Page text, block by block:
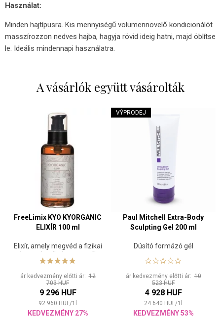
Használat:
Minden hajtípusra. Kis mennyiségű volumennövelő kondicionálót
masszírozzon nedves hajba, hagyja rövid ideig hatni, majd öblítse
le. Ideális mindennapi használatra.
A vásárlók együtt vásárolták
FreeLimix KYO KYORGANIC
ELIXÍR 100 ml
Elixír, amely megvéd a fizikai
és mechanikai stressztől,
hidratál és táplál
ár kedvezmény előtti ár:12
703 HUF
9 296 HUF
92 960 HUF/1
KEDVEZMÉNY 27%
VÝPRODEJ
Paul Mitchell Extra-Body
Sculpting Gel 200 ml
Dúsító formázó gél
ár kedvezmény előtti ár:10
523 HUF
4 928 HUF
24 640 HUF/1
KEDVEZMÉNY 53%